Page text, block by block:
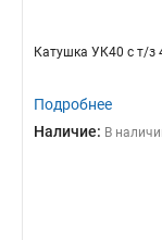
Катушка УК40 с т/
Подробнее
Наличие: В